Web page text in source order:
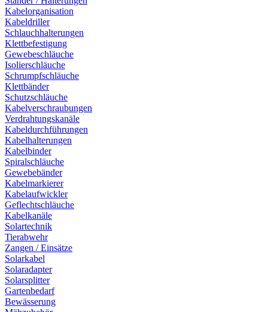
Kabelorganisation
Kabeldriller
Schlauchhalterungen
Klettbefestigung
Gewebeschläuche
Isolierschläuche
Schrumpfschläuche
Klettbänder
Schutzschläuche
Kabelverschraubungen
Verdrahtungskanäle
Kabeldurchführungen
Kabelhalterungen
Kabelbinder
Spiralschläuche
Gewebebänder
Kabelmarkierer
Kabelaufwickler
Geflechtschläuche
Kabelkanäle
Solartechnik
Tierabwehr
Zangen / Einsätze
Solarkabel
Solaradapter
Solarsplitter
Gartenbedarf
Bewässerung